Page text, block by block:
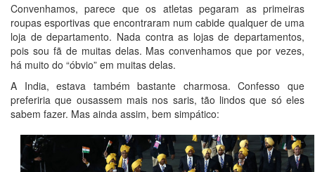
Convenhamos, parece que os atletas pegaram as primeiras
roupas esportivas que encontraram num cabide qualquer de uma
loja de departamento. Nada contra as lojas de departamentos,
pois sou fã de muitas delas. Mas convenhamos que por vezes,
há muito do “óbvio” em muitas delas.
A India, estava também bastante charmosa. Confesso que
preferiria que ousassem mais nos saris, tão lindos que só eles
sabem fazer. Mas ainda assim, bem simpático: